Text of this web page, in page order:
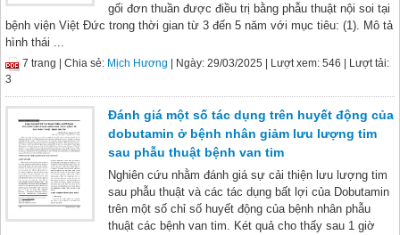
gối đơn thuần được điều trị bằng phẫu thuật nội soi tại
bệnh viện Việt Đức trong thời gian từ 3 đến 5 năm với mục tiêu: (1). Mô tả
hình thái ...
7 trang | Chia sẻ: Mịch Hương | Ngày: 29/03/2025 | Lượt xem: 546 | Lượt tải:
3
Đánh giá một số tác dụng trên huyết động của
dobutamin ở bệnh nhân giảm lưu lượng tim
sau phẫu thuật bệnh van tim
Nghiên cứu nhằm đánh giá sự cải thiện lưu lượng tim
sau phẫu thuật và các tác dụng bất lợi của Dobutamin
trên một số chỉ số huyết động của bệnh nhân phẫu
thuật các bệnh van tim. Két quả cho thấy sau 1 giờ